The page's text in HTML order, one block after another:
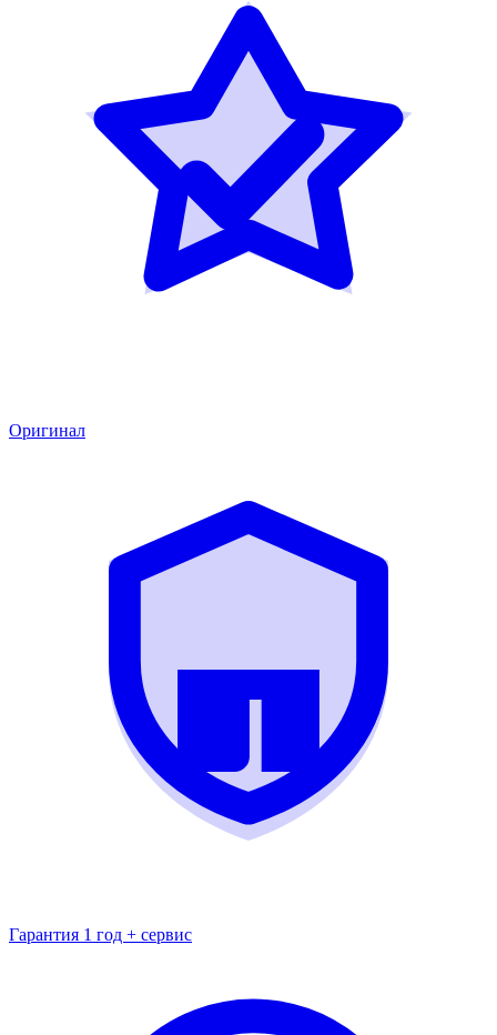
Оригинал
Гарантия 1 год + сервис